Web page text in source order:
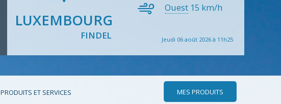
LUXEMBOURG
FINDEL
Ouest 15 km/h
Jeudi 06 août 2026 à 11h25
PRODUITS ET SERVICES MES PRODUITS